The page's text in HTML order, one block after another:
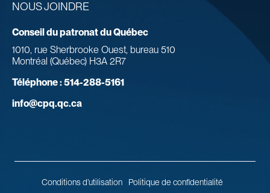
NOUS JOINDRE
Conseil du patronat du Québec
1010, rue Sherbrooke Ouest, bureau 510
Montréal (Québec) H3A 2R7
Téléphone :514-288-5161
info@cpq.qc.ca
Conditions d’utilisation Politique de confidentialité